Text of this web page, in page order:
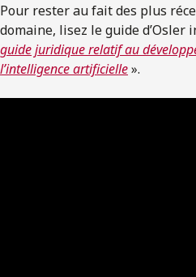
Pour rester au fait des plus
domaine, lisez le guide d’Osler
guide juridique relatif au
l’intelligence artificielle».